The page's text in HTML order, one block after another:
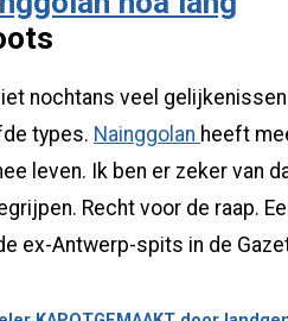
nochtans veel
types. Nainggolan heeft
leven. Ik ben er zeker van
Recht voor de raap.
ex-Antwerp-spits in de